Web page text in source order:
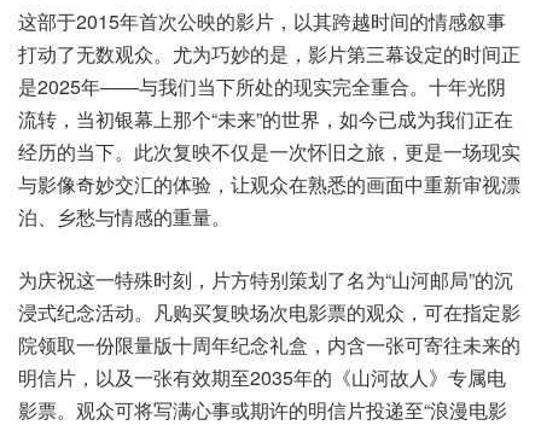
这部于2015年首次公映的影片，以其跨越时间的情感叙事
打动了无数观众。尤为巧妙的是，影片第三幕设定的时间正
是2025年——与我们当下所处的现实完全重合。十年光阴
流转，当初银幕上那个“未来”的世界，如今已成为我们正在
经历的当下。此次复映不仅是一次怀旧之旅，更是一场现实
与影像奇妙交汇的体验，让观众在熟悉的画面中重新审视漂
泊、乡愁与情感的重量。
为庆祝这一特殊时刻，片方特别策划了名为“山河邮局”的沉
浸式纪念活动。凡购买复映场次电影票的观众，可在指定影
院领取一份限量版十周年纪念礼盒，内含一张可寄往未来的
明信片，以及一张有效期至2035年的《山河故人》专属电
影票。观众可将写满心事或期许的明信片投递至“浪漫电影